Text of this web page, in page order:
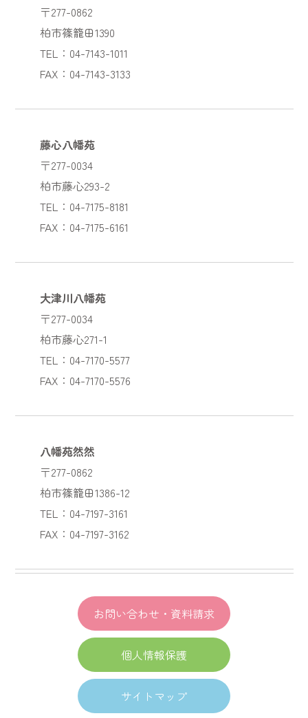
〒277-0862
柏市篠籠田1390
TEL：04-7143-1011
FAX：04-7143-3133
藤心八幡苑
〒277-0034
柏市藤心293-2
TEL：04-7175-8181
FAX：04-7175-6161
大津川八幡苑
〒277-0034
柏市藤心271-1
TEL：04-7170-5577
FAX：04-7170-5576
八幡苑然然
〒277-0862
柏市篠籠田1386-12
TEL：04-7197-3161
FAX：04-7197-3162
お問い合わせ・資料請求
個人情報保護
サイトマップ